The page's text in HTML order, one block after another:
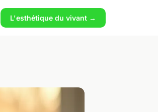
L'esthétique du vivant →